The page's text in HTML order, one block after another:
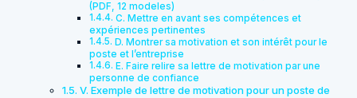
(PDF, 12 modeles)
C. Mettre en avant ses compétences et
expériences pertinentes
D. Montrer sa motivation et son intérêt pour le
poste et l’entreprise
E. Faire relire sa lettre de motivation par une
personne de confiance
V. Exemple de lettre de motivation pour un poste de